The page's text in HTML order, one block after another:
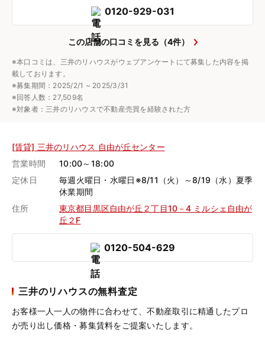
0120-929-031
この店舗の口コミを見る（4件）
※本口コミは、三井のリハウスがウェブアンケートにて募集した内容を掲
載しております。
※募集期間：2025/2/1 ~ 2025/3/31
※回答人数：27,509名
※対象者：三井のリハウスで不動産売買を経験された方
[賃貸] 三井のリハウス 自由が丘センター
営業時間
10:00～18:00
定休日
毎週火曜日・水曜日※8/11（火）～8/19（水）夏季
休業期間
住所
東京都目黒区自由が丘２丁目10－4 ミルシェ自由が
丘２F
0120-504-629
三井のリハウスの無料査定
お客様一人一人の物件に合わせて、不動産取引に精通したプロ
が売り出し価格・募集賃料をご提案いたします。